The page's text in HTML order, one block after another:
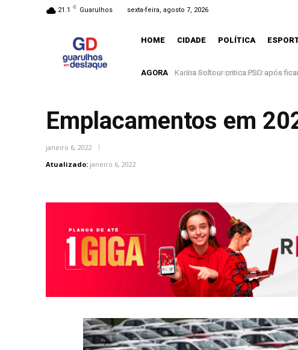
21.1 C Guarulhos sexta-feira, agosto 7, 2026
HOME CIDADE POLÍTICA
AGORA Entenda o que muda com a nova
Emplacamentos em
janeiro 6, 2022
Atualizado: janeiro 6, 2022